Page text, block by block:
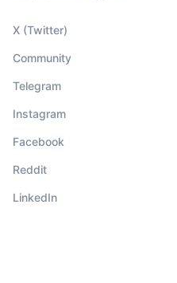
X (Twitter)
Community
Telegram
Instagram
Facebook
Reddit
LinkedIn